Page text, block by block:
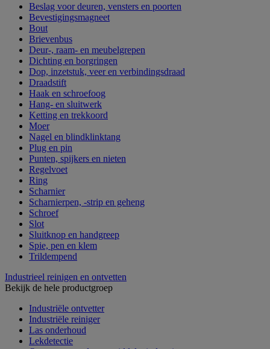
Beslag voor deuren, vensters en poorten
Bevestigingsmagneet
Bout
Brievenbus
Deur-, raam- en meubelgrepen
Dichting en borgringen
Dop, inzetstuk, veer en verbindingsdraad
Draadstift
Haak en schroefoog
Hang- en sluitwerk
Ketting en trekkoord
Moer
Nagel en blindklinktang
Plug en pin
Punten, spijkers en nieten
Regelvoet
Ring
Scharnier
Scharnierpen, -strip en geheng
Schroef
Slot
Sluitknop en handgreep
Spie, pen en klem
Trildempend
Industrieel reinigen en ontvetten
Bekijk de hele productgroep
Industriële ontvetter
Industriële reiniger
Las onderhoud
Lekdetectie